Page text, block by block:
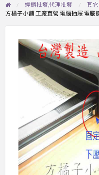
經銷批發,代理批發
其它
方橘子小舖 工廠直營 電腦抽屜 電